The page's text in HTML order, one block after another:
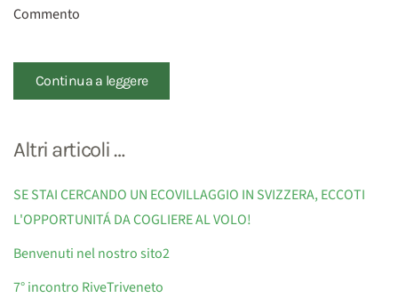
Commento
Continua a leggere
Altri articoli …
SE STAI CERCANDO UN ECOVILLAGGIO IN SVIZZERA, ECCOTI
L'OPPORTUNITÁ DA COGLIERE AL VOLO!
Benvenuti nel nostro sito2
7° incontro RiveTriveneto